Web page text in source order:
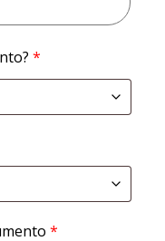
*
*